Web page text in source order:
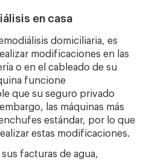
en casa
domiciliaria, es
modificaciones en las
o en el cableado de su
funcione
que su seguro privado
las máquinas más
estándar, por lo que
estas modificaciones.
facturas de agua,